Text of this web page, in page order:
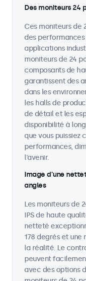
Des moniteurs 24
Ces moniteurs de
des
applications
moniteurs de 24
composants de
garantissent des
dans les
les halls de
de détail et les
disponibilité à
que vous puissiez
performances,
l'avenir.
Image d'une
angles
Les moniteurs de
IPS de haute
netteté
178 degrés et
la réalité. Le
peuvent
avec des options